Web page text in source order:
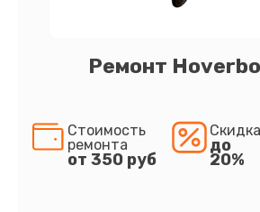
Ремонт
Стоимость
ремонта
от 350 руб
Скидка
до
20%